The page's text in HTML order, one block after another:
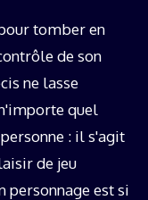
tomber en
de son
ne lasse
quel
: il s'agit
de jeu
personnage est si